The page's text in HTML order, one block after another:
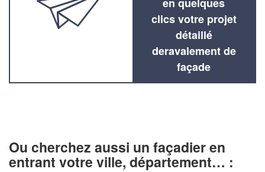
clics votre projet
détaillé
deravalement de
façade
Ou cherchez aussi un façadier en
entrant votre ville, département… :